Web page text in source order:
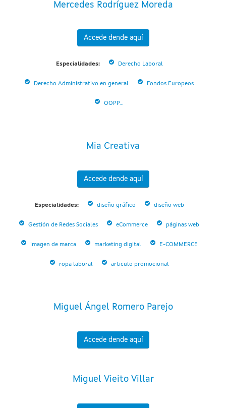
Mercedes Rodríguez Moreda
Accede dende aquí
Especialidades: Derecho Laboral
Derecho Administrativo en general Fondos Europeos
OOPP...
Mia Creativa
Accede dende aquí
Especialidades: diseño gráfico diseño web
Gestión de Redes Sociales eCommerce páginas web
imagen de marca marketing digital E-COMMERCE
ropa laboral articulo promocional
Miguel Ángel Romero Parejo
Accede dende aquí
Miguel Vieito Villar